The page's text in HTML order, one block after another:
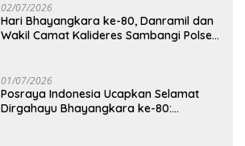
02/07/2026
Hari Bhayangkara ke-80, Danramil dan
Wakil Camat Kalideres Sambangi Polsek
01/07/2026
Posraya Indonesia Ucapkan Selamat
Dirgahayu Bhayangkara ke-80: